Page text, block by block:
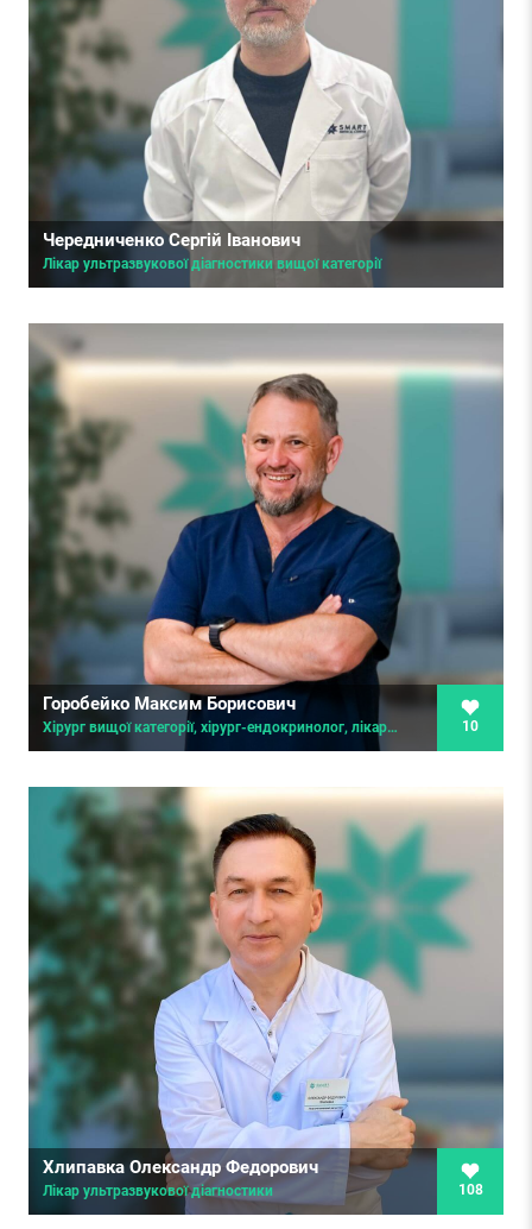
Чередниченко Сергій Іванович
Лікар ультразвукової діагностики вищої категорії
10
Горобейко Максим Борисович
Хірург вищої категорії, хірург-ендокринолог, лікар ультразвукової діагностики
108
Хлипавка Олександр Федорович
Лікар ультразвукової діагностики